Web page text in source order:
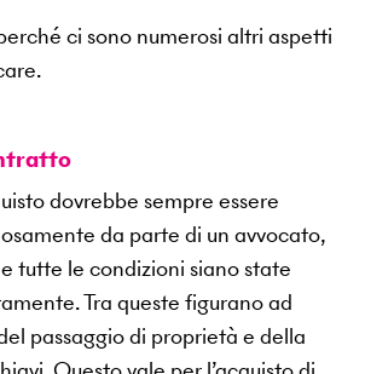
ci sono numerosi altri aspetti
dovrebbe sempre essere
da parte di un avvocato,
tutte le condizioni siano state
Tra queste figurano ad
passaggio di proprietà e della